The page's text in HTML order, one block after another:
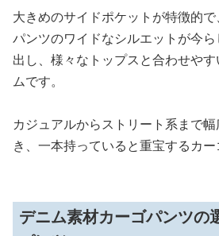
大きめのサイドポケットが特徴的で
パンツのワイドなシルエットが今
出し、様々なトップスと合わせや
ムです。
カジュアルからストリート系まで
き、一本持っていると重宝するカー
デニム素材カーゴパンツの